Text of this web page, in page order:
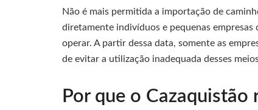
Não é mais permitida a importação de
diretamente indivíduos e pequenas
operar. A partir dessa data, somente as
de evitar a utilização inadequada desses
Por que o